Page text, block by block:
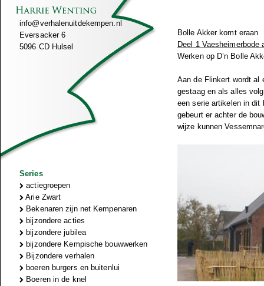
info@verhalenuitdekempen.nl
Eversacker 6
5096 CD Hulsel
Series
actiegroepen
Arie Zwart
Bekenaren zijn net Kempenaren
bijzondere acties
bijzondere jubilea
bijzondere Kempische bouwwerken
Bijzondere verhalen
boeren burgers en buitenlui
Boeren in de knel
Bolle Akker komt eraan
Deel 1 Vaesheimerbode
Werken op D’n Bolle
Aan de Flinkert wordt al
gestaag en als alles
een serie artikelen in dit
gebeurt er achter de
wijze kunnen